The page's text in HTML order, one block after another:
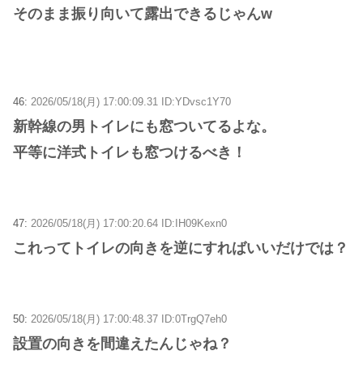
そのまま振り向いて露出できるじゃんw
46: 2026/05/18(月) 17:00:09.31 ID:YDvsc1Y70
新幹線の男トイレにも窓ついてるよな。
平等に洋式トイレも窓つけるべき！
47: 2026/05/18(月) 17:00:20.64 ID:IH09Kexn0
これってトイレの向きを逆にすればいいだけでは？
50: 2026/05/18(月) 17:00:48.37 ID:0TrgQ7eh0
設置の向きを間違えたんじゃね？